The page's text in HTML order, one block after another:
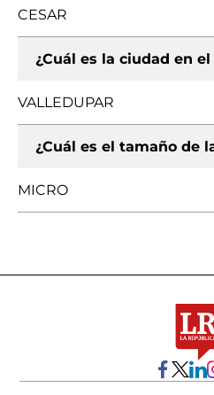
CESAR
¿Cuál es la ciudad en
VALLEDUPAR
¿Cuál es el tamaño de
MICRO